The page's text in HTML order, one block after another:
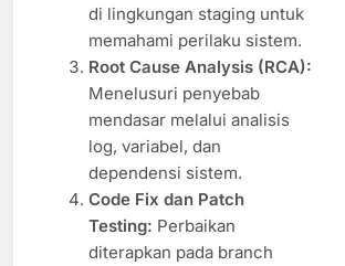
di lingkungan staging untuk
memahami perilaku sistem.
Root Cause Analysis (RCA):
Menelusuri penyebab
mendasar melalui analisis
log, variabel, dan
dependensi sistem.
Code Fix dan Patch
Testing: Perbaikan
diterapkan pada branch